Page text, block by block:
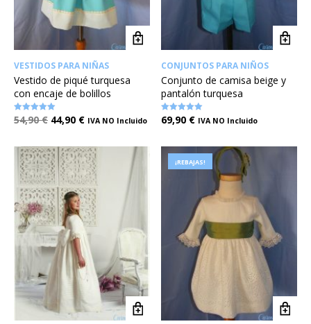
VESTIDOS PARA NIÑAS
Vestido de piqué turquesa
con encaje de bolillos
Valorado en
5.00
54,90€ 44,90 € IVA NO Incluido
CONJUNTOS PARA NIÑOS
Conjunto de camisa beige y
pantalón turquesa
Valorado en
5.00
69,90 € IVA NO Incluido
¡REBAJAS!